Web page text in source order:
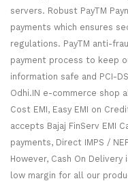
servers. Robust PayTM
payments which ensures
regulations. PayTM anti-
payment process to keep
information safe and PCI-
Odhi.IN e-commerce shop
Cost EMI, Easy EMI on
accepts Bajaj FinServ EMI
payments, Direct IMPS /
However, Cash On
low margin for all our